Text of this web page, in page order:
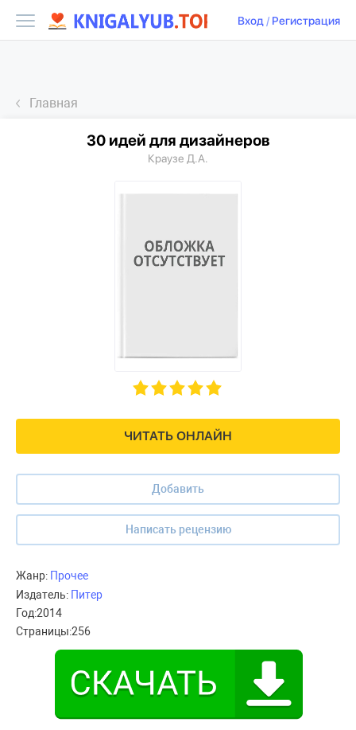
Вход/ Регистрация
Главная
ЧИТАТЬ ОНЛАЙН
Добавить
Написать рецензию
30 идей для дизайнеров
Краузе Д.А.
Жанр: Прочее
Издатель: Питер
Год:2014
Страницы:256